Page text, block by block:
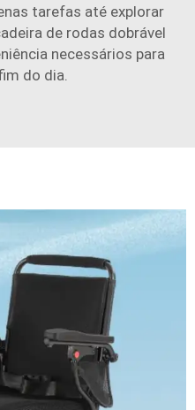
tarefas até explorar
de rodas dobrável
necessários para
do dia.